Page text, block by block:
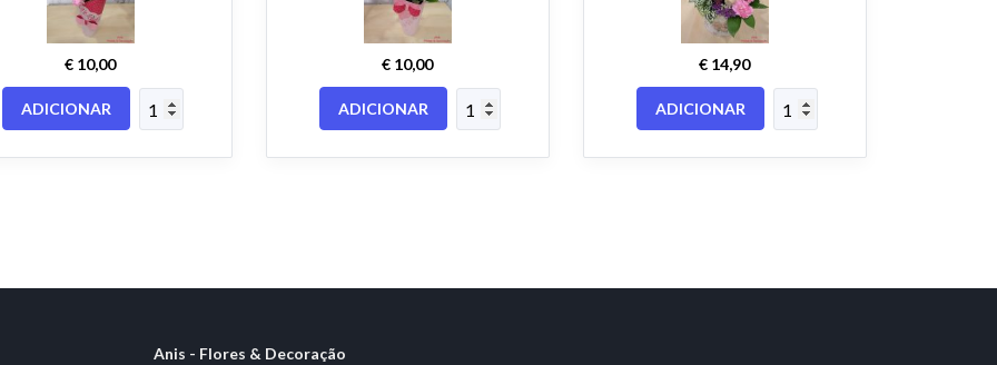
€ 10,00
ADICIONAR
€ 10,00
ADICIONAR
€ 14,90
ADICIONAR
Anis - Flores & Decoração